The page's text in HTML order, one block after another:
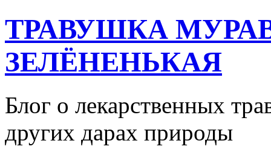
ТРАВУШКА
ЗЕЛЁНЕНЬКАЯ
Блог о лекарственных
других дарах природы